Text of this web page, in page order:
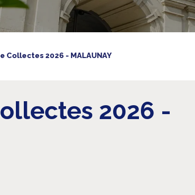
Collectes 2026 - MALAUNAY
2026 -